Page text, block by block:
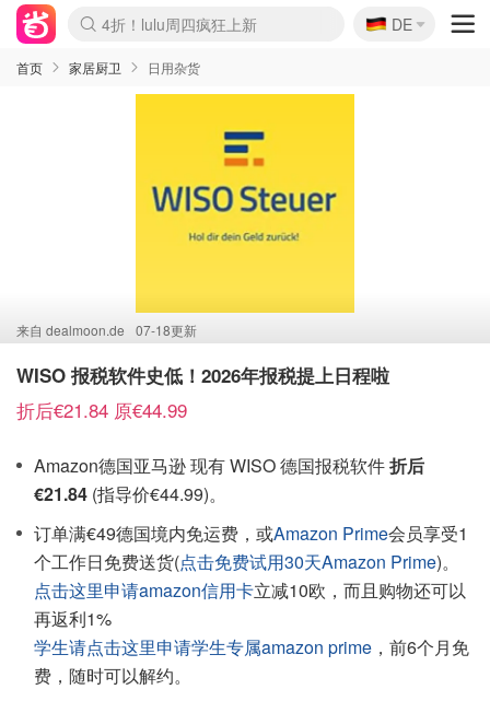
Boticinal 夏促开抢！
4折！lulu周四疯狂上新
还没结束！&OtherStories大促
Joybuy变相75折 随时失效
速领！Stanley独家85折
疑似霸哥！Camper额外叠85折
Zalando 奥莱闪促！每日更新
Moncler反季囤！5折起+叠9折
Coach Brooklyn仅€192
🇩🇪
DE
首页 家居厨卫 日用杂货
来自 dealmoon.de 07-18更新
WISO 报税软件史低！2026年报税提上日程啦
折后€21.84 原€44.99
Amazon德国亚马逊 现有 WISO 德国报税软件折后
€21.84 (指导价€44.99)。
订单满€49德国境内免运费，或Amazon Prime会员享受1
个工作日免费送货(点击免费试用30天Amazon Prime)。
点击这里申请amazon信用卡立减10欧，而且购物还可以
再返利1%
学生请点击这里申请学生专属amazon prime ，前6个月免
费，随时可以解约。